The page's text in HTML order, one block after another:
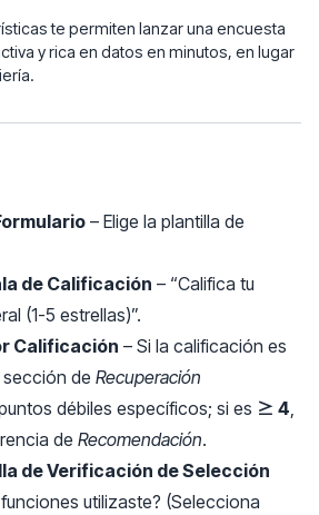
te permiten lanzar una encuesta
y rica en datos en minutos, en lugar
– Elige la plantilla de
de Calificación – “Califica tu
(1-5 estrellas)”.
Calificación – Si la calificación es
sección de Recuperación
débiles específicos; si es ≥ 4,
de Recomendación.
de Verificación de Selección
funciones utilizaste? (Selecciona